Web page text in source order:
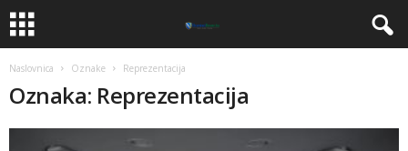
Naslovnica Oznake Reprezentacija
Oznaka: Reprezentacija